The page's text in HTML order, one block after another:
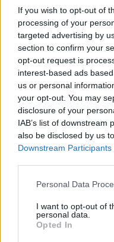
If you wish to opt-out of
processing of your
targeted advertising by
section to confirm your
opt-out request is
interest-based ads
us or personal
your opt-out. You may
disclosure of your
IAB’s list of downstream
also be disclosed by us
Downstream Participants
Personal Data
I want to opt-out of
personal data.
Opted In
Ωστόσο υπάρχει
οποία έχει να
γυναικείου φύλου.
γύρω από την
σχέση με την
άντρα με
τον οργασμό.
ΔΙΑΒΑΣΤΕ ΕΠΙΣΗΣ:
Σε ποια
γυναίκες
Πότε πέφτουν οι
γυναικών;Έρευνα
Tι βαθμό παίρνει η